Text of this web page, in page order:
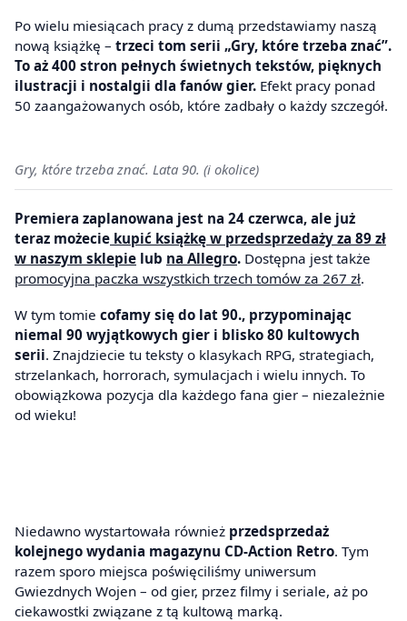
Po wielu miesiącach pracy z dumą przedstawiamy naszą
nową książkę – trzeci tom serii „Gry, które trzeba znać”.
To aż 400 stron pełnych świetnych tekstów, pięknych
ilustracji i nostalgii dla fanów gier. Efekt pracy ponad
50 zaangażowanych osób, które zadbały o każdy szczegół.
Gry, które trzeba znać. Lata 90. (i okolice)
Premiera zaplanowana jest na 24 czerwca, ale już
teraz możecie kupić książkę w przedsprzedaży za 89 zł
w naszym sklepie lub na Allegro. Dostępna jest także
promocyjna paczka wszystkich trzech tomów za 267 zł.
W tym tomie cofamy się do lat 90., przypominając
niemal 90 wyjątkowych gier i blisko 80 kultowych
serii. Znajdziecie tu teksty o klasykach RPG, strategiach,
strzelankach, horrorach, symulacjach i wielu innych. To
obowiązkowa pozycja dla każdego fana gier – niezależnie
od wieku!
Niedawno wystartowała również przedsprzedaż
kolejnego wydania magazynu CD-Action Retro. Tym
razem sporo miejsca poświęciliśmy uniwersum
Gwiezdnych Wojen – od gier, przez filmy i seriale, aż po
ciekawostki związane z tą kultową marką.